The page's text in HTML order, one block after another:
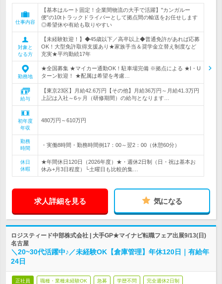
仕事内容
【基本はルート固定！企業間物流の大手で活躍】"カンガルー
便"の10tトラックドライバーとして拠点間の輸送をお任せします
◎希望休や有給も取りやすい
対象と
なる方
【未経験歓迎！】◆45歳以下／高卒以上◆普通免許があれば応募
OK！大型免許取得支援あり★家族手当＆奨学金立替え制度など
充実★平均勤続17年
勤務地
★全国募集 ★マイカー通勤OK！駐車場完備 ※拠点による ★I・U
ターン歓迎！ ★配属は希望を考慮…
給与
【東京23区】月給42.6万円【その他】月給36万円～月給41.3万円
上記は入社～6ヶ月（研修期間）の給与となります…
初年度
年収
480万円～610万円
勤務
時間
・実働8時間・勤務時間例17：00～翌2：00（休憩60分）
休日
休暇
★年間休日120日（2026年度）★・週休2日制（日・祝は基本お
休み+月3日程度）└土曜日も比較的集…
求人詳細を見る 気になる
ロジスティード中部株式会社 | 大手GP★マイナビ転職フェア出展9/13(日)
名古屋
＼20~30代活躍中♪／未経験OK【倉庫管理】年休120日｜有給年
24日
正社員 職種・業種未経験OK 急募 学歴不問 完全週休2日制